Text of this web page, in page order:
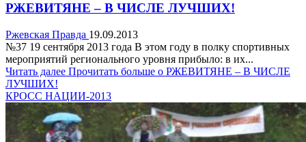
РЖЕВИТЯНЕ – В ЧИСЛЕ ЛУЧШИХ!
Ржевская Правда 19.09.2013
№37 19 сентября 2013 года В этом году в полку спортивных
мероприятий регионального уровня прибыло: в их...
Читать далее Прочитать больше о РЖЕВИТЯНЕ – В ЧИСЛЕ
ЛУЧШИХ!
КРОСС НАЦИИ-2013